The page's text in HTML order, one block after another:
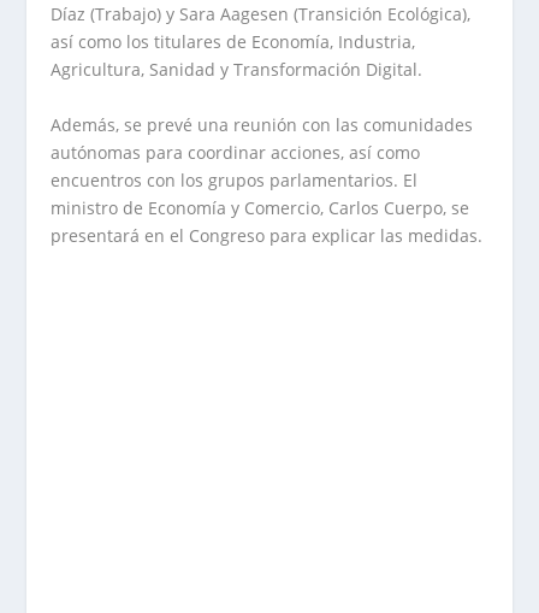
Díaz (Trabajo) y Sara Aagesen (Transición Ecológica),
así como los titulares de Economía, Industria,
Agricultura, Sanidad y Transformación Digital.
Además, se prevé una reunión con las comunidades
autónomas para coordinar acciones, así como
encuentros con los grupos parlamentarios. El
ministro de Economía y Comercio, Carlos Cuerpo, se
presentará en el Congreso para explicar las medidas.